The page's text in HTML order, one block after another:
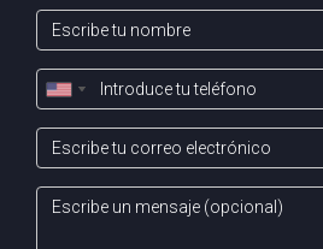
bien; recibió varias consultas y
a un grupo joven buscando
CONCLUSIÓN
En resumen, utilizar Idealista
gestionar la venta o alquiler de tu